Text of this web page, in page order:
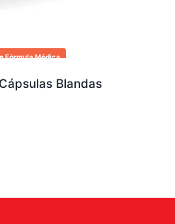
Fórmula Médica
Blandas